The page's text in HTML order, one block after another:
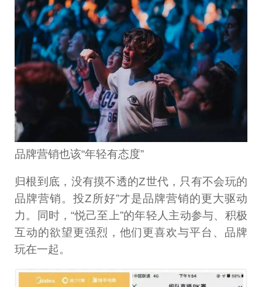
品牌营销也该“年轻有态度”
归根到底，没有摸不透的Z世代，只有不会玩的
品牌营销。投Z所好”才是品牌营销的更大驱动
力。同时，“悦己至上”的年轻人主动参与、积极
互动的欲望更强烈，他们更喜欢与平台、品牌
玩在一起。